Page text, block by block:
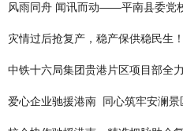
风雨同舟 闻讯而动——平南县委党
灾情过后抢复产，稳产保供稳民
中铁十六局集团贵港片区项目部全
爱心企业驰援港南 同心筑牢安澜景